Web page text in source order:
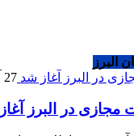
البرز
27 آگوست 2024
در البرز